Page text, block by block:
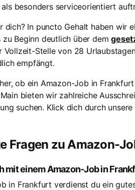
als besonders serviceorientiert
dich? In puncto Gehalt haben wir
Beginn deutlich über dem
Stelle von 28
empfängt.
ob ein Amazon-Job in
bieten wir zahlreiche
suchen. Klick dich durch unsere
Fragen zu Amazon-
mit einem Amazon-Job in
in Frankfurt verdienst du ein